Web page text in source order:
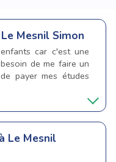
Mesnil Simon
car c'est une
de me faire un
payer mes études
Le Mesnil